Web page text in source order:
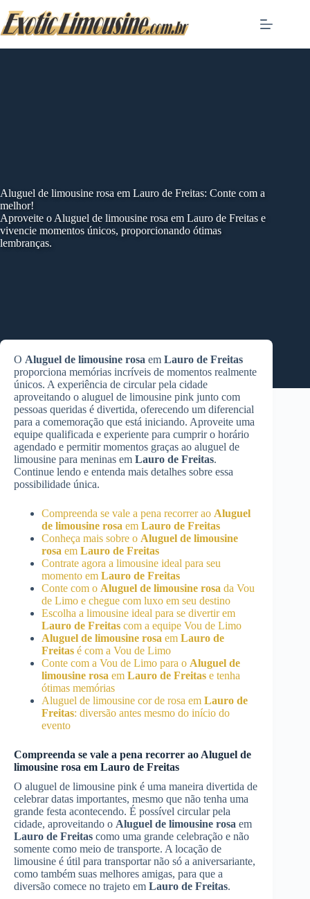
to
content
Aluguel de limousine rosa em Lauro de Freitas: Conte com a
melhor!
Aproveite o Aluguel de limousine rosa em Lauro de Freitas e
vivencie momentos únicos, proporcionando ótimas
lembranças.
O Aluguel de limousine rosa em Lauro de Freitas
proporciona memórias incríveis de momentos realmente
únicos. A experiência de circular pela cidade
aproveitando o aluguel de limousine pink junto com
pessoas queridas é divertida, oferecendo um diferencial
para a comemoração que está iniciando. Aproveite uma
equipe qualificada e experiente para cumprir o horário
agendado e permitir momentos graças ao aluguel de
limousine para meninas em Lauro de Freitas.
Continue lendo e entenda mais detalhes sobre essa
possibilidade única.
Compreenda se vale a pena recorrer ao Aluguel
de limousine rosa em Lauro de Freitas
Conheça mais sobre o Aluguel de limousine
rosa em Lauro de Freitas
Contrate agora a limousine ideal para seu
momento em Lauro de Freitas
Conte com o Aluguel de limousine rosa da Vou
de Limo e chegue com luxo em seu destino
Escolha a limousine ideal para se divertir em
Lauro de Freitas com a equipe Vou de Limo
Aluguel de limousine rosa em Lauro de
Freitas é com a Vou de Limo
Conte com a Vou de Limo para o Aluguel de
limousine rosa em Lauro de Freitas e tenha
ótimas memórias
Aluguel de limousine cor de rosa em Lauro de
Freitas: diversão antes mesmo do início do
evento
Compreenda se vale a pena recorrer ao Aluguel de
limousine rosa em Lauro de Freitas
O aluguel de limousine pink é uma maneira divertida de
celebrar datas importantes, mesmo que não tenha uma
grande festa acontecendo. É possível circular pela
cidade, aproveitando o Aluguel de limousine rosa em
Lauro de Freitas como uma grande celebração e não
somente como meio de transporte. A locação de
limousine é útil para transportar não só a aniversariante,
como também suas melhores amigas, para que a
diversão comece no trajeto em Lauro de Freitas.